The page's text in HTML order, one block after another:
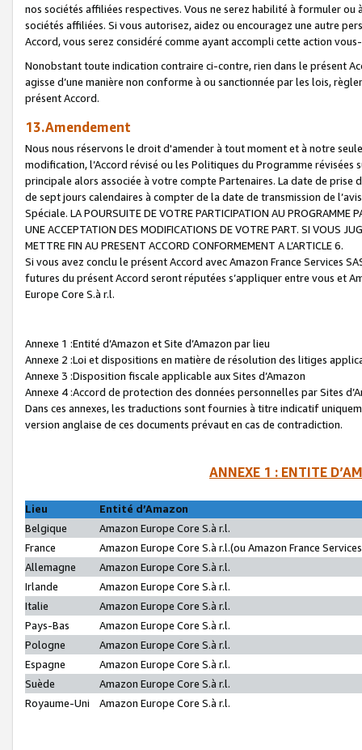
nos sociétés affiliées respectives. Vous ne serez habilité à formuler
sociétés affiliées. Si vous autorisez, aidez ou encouragez une autre
Accord, vous serez considéré comme ayant accompli cette action
Nonobstant toute indication contraire ci-contre, rien dans le présent
agisse d’une manière non conforme à ou sanctionnée par les lois,
présent Accord.
13.Amendement
Nous nous réservons le droit d'amender à tout moment et à notre
modification, l’Accord révisé ou les Politiques du Programme
principale alors associée à votre compte Partenaires. La date de
de sept jours calendaires à compter de la date de transmission de
Spéciale. LA POURSUITE DE VOTRE PARTICIPATION AU PROGRAMME
UNE ACCEPTATION DES MODIFICATIONS DE VOTRE PART. SI VOUS
METTRE FIN AU PRESENT ACCORD CONFORMEMENT A L’ARTICLE 6.
Si vous avez conclu le présent Accord avec Amazon France Services
futures du présent Accord seront réputées s’appliquer entre vous et
Europe Core S.à r.l.
Annexe 1 :Entité d’Amazon et Site d’Amazon par lieu
Annexe 2 :Loi et dispositions en matière de résolution des litiges
Annexe 3 :Disposition fiscale applicable aux Sites d’Amazon
Annexe 4 :Accord de protection des données personnelles par Sites
Dans ces annexes, les traductions sont fournies à titre indicatif
version anglaise de ces documents prévaut en cas de contradiction.
ANNEXE 1 : ENTITE
Lieu
Entité d’Amazon
Belgique
Amazon Europe Core S.à r.l.
France
Amazon Europe Core S.à r.l.(ou Amazon France
Allemagne
Amazon Europe Core S.à r.l.
Irlande
Amazon Europe Core S.à r.l.
Italie
Amazon Europe Core S.à r.l.
Pays-Bas
Amazon Europe Core S.à r.l.
Pologne
Amazon Europe Core S.à r.l.
Espagne
Amazon Europe Core S.à r.l.
Suède
Amazon Europe Core S.à r.l.
Royaume-Uni
Amazon Europe Core S.à r.l.